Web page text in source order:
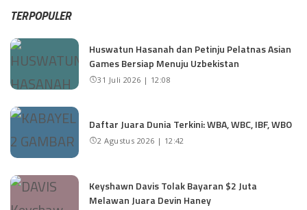
TERPOPULER
Huswatun Hasanah dan Petinju Pelatnas Asian
Games Bersiap Menuju Uzbekistan
31 Juli 2026 | 12:08
Daftar Juara Dunia Terkini: WBA, WBC, IBF, WBO
2 Agustus 2026 | 12:42
Keyshawn Davis Tolak Bayaran $2 Juta
Melawan Juara Devin Haney